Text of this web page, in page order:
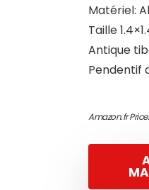
Matériel:
Taille
Antique
Pendentif
Amazon.fr